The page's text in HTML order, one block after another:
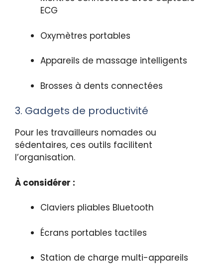
ECG
Oxymètres portables
Appareils de massage intelligents
Brosses à dents connectées
3. Gadgets de productivité
Pour les travailleurs nomades ou
sédentaires, ces outils facilitent
l’organisation.
À considérer :
Claviers pliables Bluetooth
Écrans portables tactiles
Station de charge multi-appareils